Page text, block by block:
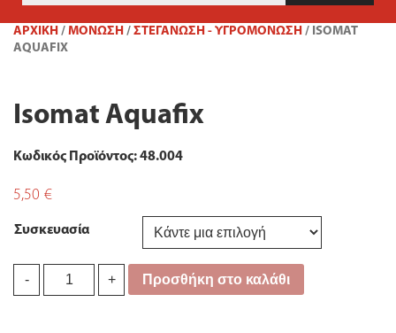
ΑΡΧΙΚΉ / ΜΟΝΩΣΗ / ΣΤΕΓΆΝΩΣΗ - ΥΓΡΟΜΌΝΩΣΗ / ISOMAT
AQUAFIX
Isomat Aquafix
Κωδικός Προϊόντος: 48.004
5,50 €
Συσκευασία
-
Isomat
+ Προσθήκη στο καλάθι